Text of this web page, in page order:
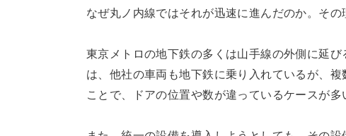
なぜ丸ノ内線ではそれが迅速に進んだのか。そ
東京メトロの地下鉄の多くは山手線の外側に延
は、他社の車両も地下鉄に乗り入れているが、
ことで、ドアの位置や数が違っているケースが多